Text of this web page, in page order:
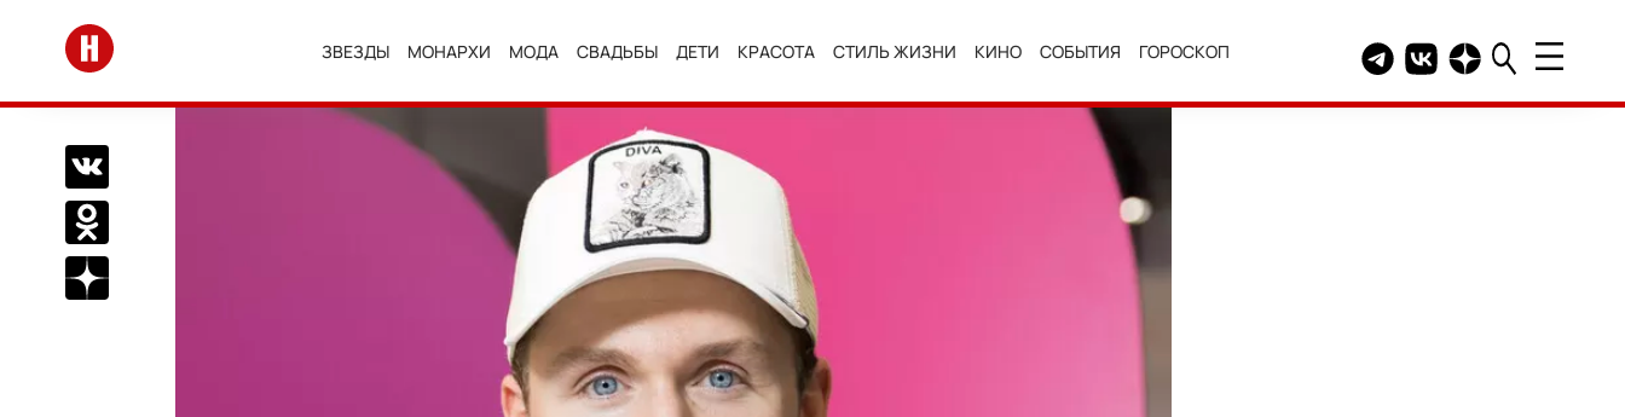
Перейти на главную
ЗВЕЗДЫ МОНАРХИ МОДА СВАДЬБЫ ДЕТИ КРАСОТА СТИЛЬ ЖИЗНИ КИНО СОБЫТИЯ ГОРОСКОП Telegram канал HELLO
Группа HELLO
Канал HELLO в
Поделиться Вконтакте
Поделиться в Одноклассниках
Подписаться на нас в Дзен